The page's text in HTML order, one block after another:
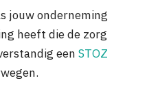
jouw onderneming
heeft die de zorg
een STOZ